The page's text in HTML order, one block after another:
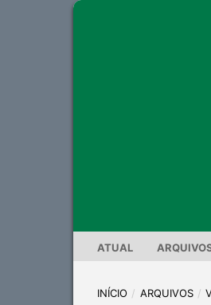
ATUAL
INÍCIO / ARQUIVOS /